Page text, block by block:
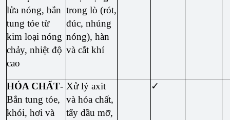
lửa nóng, bắn
tung tóe từ
kim loại nóng
chảy, nhiệt độ
cao
trong lò (rót,
đúc, nhúng
nóng), hàn
và cắt khí
HÓA CHẤT-
Bắn tung tóe,
khói, hơi và
Xử lý axit
và hóa chất,
tẩy dầu mỡ,
✓